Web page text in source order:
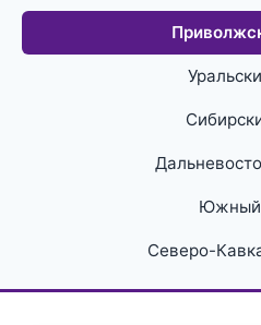
Северо-